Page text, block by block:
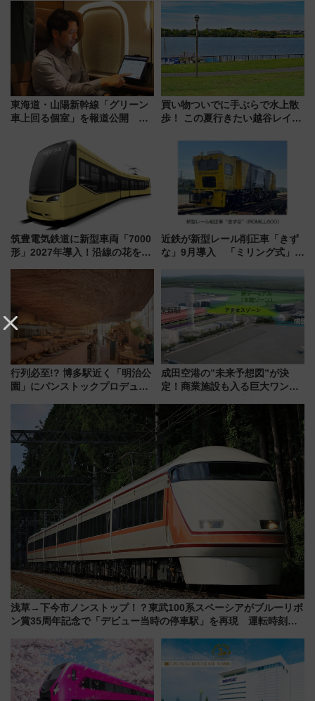
報、利根川に咲く8,000発の大迫
力＆屋台を満喫
東海道・山陽新幹線「グリーン
車上回る個室」を報道公開 プ
買い物ついでに手ぶらで水上散
歩！ この夏行きたい越谷レイク
県越谷市）
筑豊電気鉄道に新型車両「7000
形」2027年導入！沿線の花をイ
近鉄が新型レール削正車「きず
な」9月導入 「ミリング式」採
化！安全性や乗り心地の向上に
貢献するだけでなく、全線区で
活躍するための仕組みも
行列必至!? 博多駅近く「明治公
園」にパンストックプロデュー
オープン 秋からはビストロ営業
成田空港の”未来予想図”が決
定！商業施設も入る巨大ワンタ
で新型特急が品川･羽田とを結
ぶ！ JR空港駅は2面3線化！
浅草→下今市ノンストップ！？東武100系スペーシアがブルーリボ
ン賞35周年記念で「デビュー当時の停車駅」を再現 運転時刻や